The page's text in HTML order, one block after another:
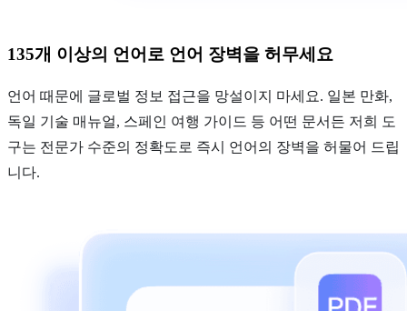
135개 이상의 언어로 언어 장벽을 허무세요
언어 때문에 글로벌 정보 접근을 망설이지 마세요. 일본 만화,
독일 기술 매뉴얼, 스페인 여행 가이드 등 어떤 문서든 저희 도
구는 전문가 수준의 정확도로 즉시 언어의 장벽을 허물어 드립
니다.